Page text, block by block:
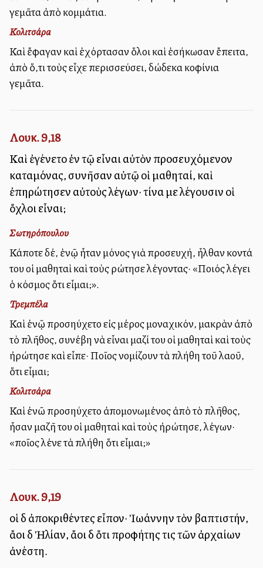
γεμᾶτα ἀπὸ κομμάτια.
Κολιτσάρα
Καὶ ἔφαγαν καὶ ἐχόρτασαν ὅλοι καὶ ἐσήκωσαν ἔπειτα,
ἀπὸ ὅ,τι τοὺς εἶχε περισσεύσει, δώδεκα κοφίνια
γεμᾶτα.
Λουκ. 9,18
Καὶ ἐγένετο ἐν τῷ εἶναι αὐτὸν προσευχόμενον
καταμόνας, συνῆσαν αὐτῷ οἱ μαθηταί, καὶ
ἐπηρώτησεν αὐτοὺς λέγων· τίνα με λέγουσιν οἱ
ὄχλοι εἶναι;
Σωτηρόπουλου
Κάποτε δέ, ἐνῷ ἦταν μόνος γιὰ προσευχή, ἦλθαν κοντά
του οἱ μαθηταὶ καὶ τοὺς ρώτησε λέγοντας· «Ποιός λέγει
ὁ κόσμος ὅτι εἶμαι;».
Τρεμπέλα
Καὶ ἐνῷ προσηύχετο εἰς μέρος μοναχικόν, μακρὰν ἀπὸ
τὸ πλῆθος, συνέβη νὰ εἶναι μαζί του οἱ μαθηταὶ καὶ τοὺς
ἠρώτησε καὶ εἶπε· Ποῖος νομίζουν τὰ πλήθη τοῦ λαοῦ,
ὅτι εἶμαι;
Κολιτσάρα
Καὶ ἐνῶ προσηύχετο ἀπομονωμένος ἀπὸ τὸ πλῆθος,
ἦσαν μαζῆ του οἱ μαθηταὶ καὶ τοὺς ἠρώτησε, λέγων·
«ποῖος λένε τὰ πλήθη ὅτι εἶμαι;»
Λουκ. 9,19
οἱ δὲ ἀποκριθέντες εἶπον· Ἰωάννην τὸν βαπτιστήν,
ἄλλοι δὲ Ἠλίαν, ἄλλοι δὲ ὅτι προφήτης τις τῶν ἀρχαίων
ἀνέστη.